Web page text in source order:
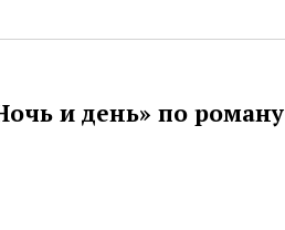
и день» по роману